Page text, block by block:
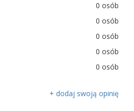
0 osób
0 osób
0 osób
0 osób
0 osób
+ dodaj swoją opinię